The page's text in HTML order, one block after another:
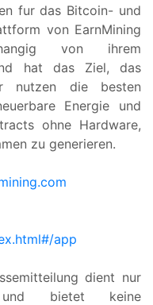
fur das Bitcoin- und
von EarnMining
von ihrem
hat das Ziel, das
nutzen die besten
Energie und
ohne Hardware,
zu generieren.
app
dient nur
und bietet keine